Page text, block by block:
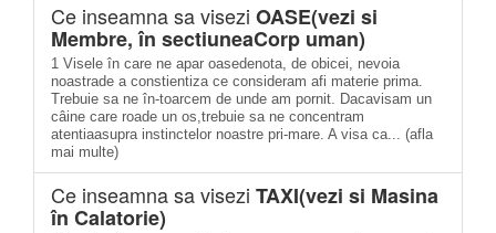
Ce inseamna sa visezi OASE(vezi si
Membre, în sectiuneaCorp uman)
1 Visele în care ne apar oasedenota, de obicei, nevoia
noastrade a constientiza ce consideram afi materie prima.
Trebuie sa ne în-toarcem de unde am pornit. Dacavisam un
câine care roade un os,trebuie sa ne concentram
atentiaasupra instinctelor noastre pri-mare. A visa ca... (afla
mai multe)
Ce inseamna sa visezi TAXI(vezi si Masina
în Calatorie)